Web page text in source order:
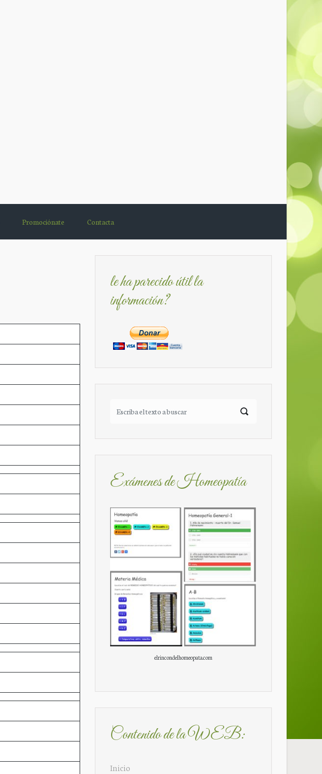
Promociónate Contacta
le ha parecido útil la
información?
Exámenes de Homeopatía
elrincondelhomeopata.com
Contenido de la WEB:
Inicio